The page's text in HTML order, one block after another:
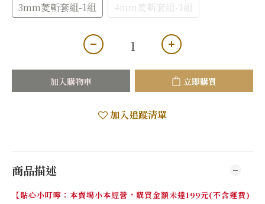
3mm菱斬套組-1組 4mm菱斬套組-1組
加入購物車 立即購買
加入追蹤清單
商品描述
【貼心小叮嚀：本賣場小本經營，購買金額未達199元(不含運費)